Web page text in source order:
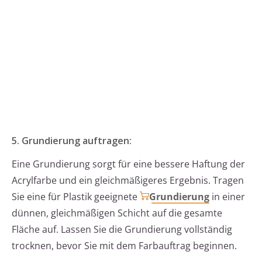
5. Grundierung auftragen:
Eine Grundierung sorgt für eine bessere Haftung der
Acrylfarbe und ein gleichmäßigeres Ergebnis. Tragen
Sie eine für Plastik geeignete
Grundierung in einer
dünnen, gleichmäßigen Schicht auf die gesamte
Fläche auf. Lassen Sie die Grundierung vollständig
trocknen, bevor Sie mit dem Farbauftrag beginnen.